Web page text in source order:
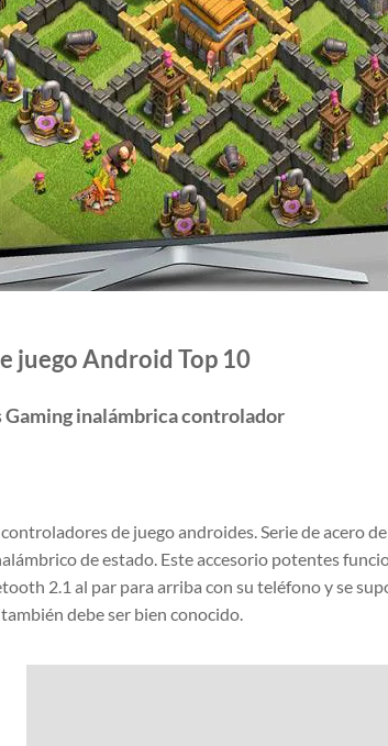
juego Android Top 10
Gaming inalámbrica controlador
de juego androides. Serie de acero
de estado. Este accesorio potentes
2.1 al par para arriba con su teléfono y se
debe ser bien conocido.